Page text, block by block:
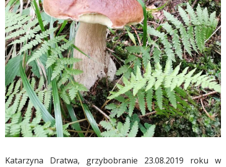
Katarzyna Dratwa, grzybobranie 23.08.2019 roku w